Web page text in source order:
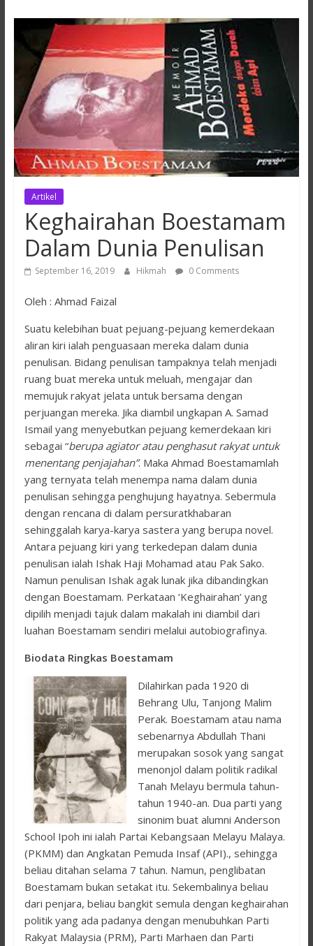
Artikel
Keghairahan Boestamam
Dalam Dunia Penulisan
September 16, 2019 Hikmah 0 Comments
Oleh : Ahmad Faizal
Suatu kelebihan buat pejuang-pejuang kemerdekaan
aliran kiri ialah penguasaan mereka dalam dunia
penulisan. Bidang penulisan tampaknya telah menjadi
ruang buat mereka untuk meluah, mengajar dan
memujuk rakyat jelata untuk bersama dengan
perjuangan mereka. Jika diambil ungkapan A. Samad
Ismail yang menyebutkan pejuang kemerdekaan kiri
sebagai “berupa agiator atau penghasut rakyat untuk
menentang penjajahan”. Maka Ahmad Boestamamlah
yang ternyata telah menempa nama dalam dunia
penulisan sehingga penghujung hayatnya. Sebermula
dengan rencana di dalam persuratkhabaran
sehinggalah karya-karya sastera yang berupa novel.
Antara pejuang kiri yang terkedepan dalam dunia
penulisan ialah Ishak Haji Mohamad atau Pak Sako.
Namun penulisan Ishak agak lunak jika dibandingkan
dengan Boestamam. Perkataan ‘Keghairahan’ yang
dipilih menjadi tajuk dalam makalah ini diambil dari
luahan Boestamam sendiri melalui autobiografinya.
Biodata Ringkas Boestamam
Dilahirkan pada 1920 di
Behrang Ulu, Tanjong Malim
Perak. Boestamam atau nama
sebenarnya Abdullah Thani
merupakan sosok yang sangat
menonjol dalam politik radikal
Tanah Melayu bermula tahun-
tahun 1940-an. Dua parti yang
sinonim buat alumni Anderson
School Ipoh ini ialah Partai Kebangsaan Melayu Malaya.
(PKMM) dan Angkatan Pemuda Insaf (API)., sehingga
beliau ditahan selama 7 tahun. Namun, penglibatan
Boestamam bukan setakat itu. Sekembalinya beliau
dari penjara, beliau bangkit semula dengan keghairahan
politik yang ada padanya dengan menubuhkan Parti
Rakyat Malaysia (PRM), Parti Marhaen dan Parti